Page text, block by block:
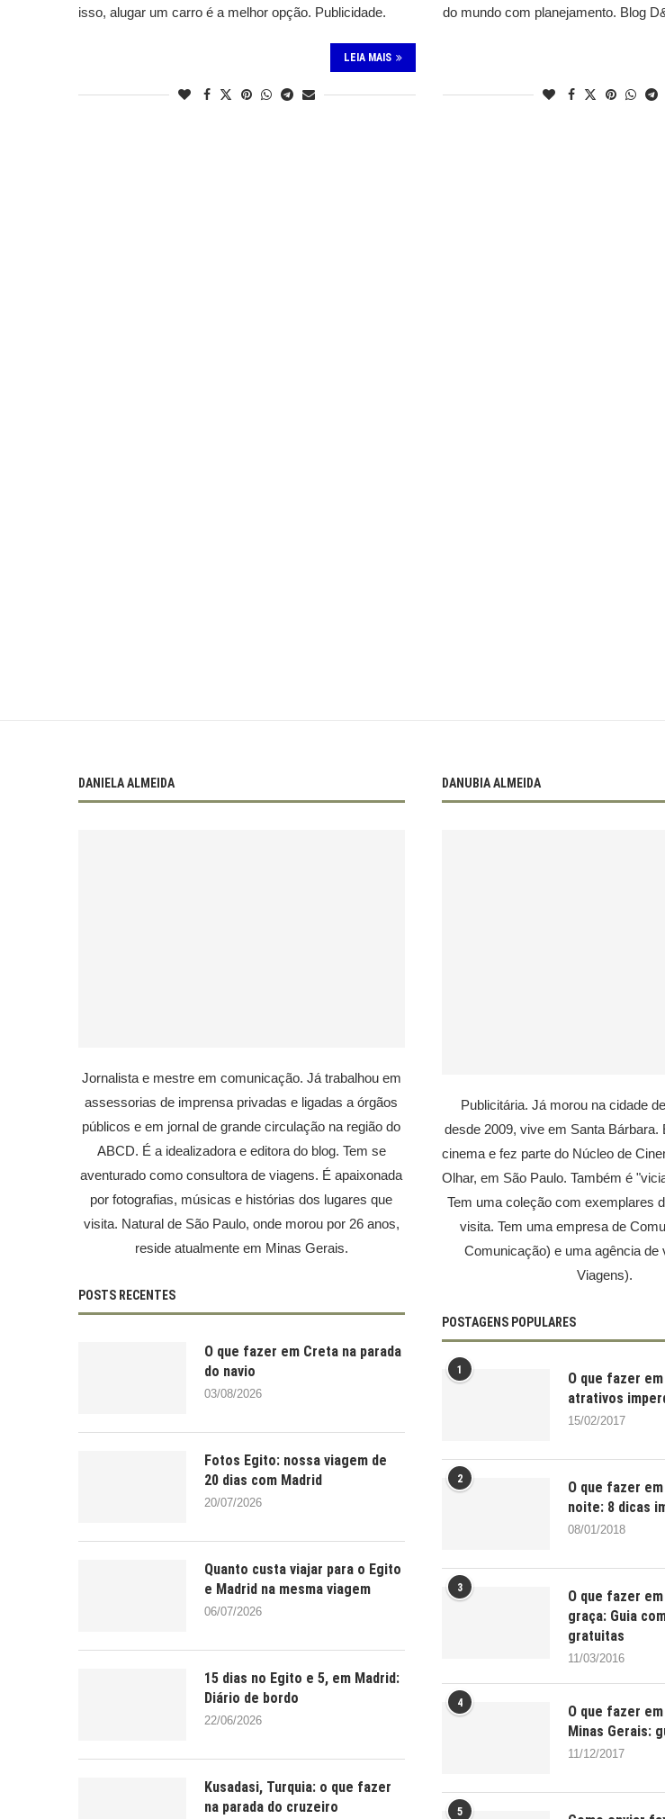
isso, alugar um carro é a melhor opção. Publicidade.
LEIA MAIS
do mundo com planejamento. Blog
DANIELA ALMEIDA
Jornalista e mestre em comunicação. Já trabalhou em
assessorias de imprensa privadas e ligadas a órgãos
públicos e em jornal de grande circulação na região do
ABCD. É a idealizadora e editora do blog. Tem se
aventurado como consultora de viagens. É apaixonada
por fotografias, músicas e histórias dos lugares que
visita. Natural de São Paulo, onde morou por 26 anos,
reside atualmente em Minas Gerais.
POSTS RECENTES
O que fazer em Creta na parada
do navio
03/08/2026
Fotos Egito: nossa viagem de
20 dias com Madrid
20/07/2026
Quanto custa viajar para o Egito
e Madrid na mesma viagem
06/07/2026
15 dias no Egito e 5, em Madrid:
Diário de bordo
22/06/2026
Kusadasi, Turquia: o que fazer
na parada do cruzeiro
DANUBIA ALMEIDA
Publicitária. Já morou na cidade
desde 2009, vive em Santa Bárbara.
cinema e fez parte do Núcleo de
Olhar, em São Paulo. Também é
Tem uma coleção com exemplares
visita. Tem uma empresa de
Comunicação) e uma agência de
Viagens).
POSTAGENS POPULARES
1
O que fazer
atrativos
15/02/2017
2
O que fazer
noite: 8 dicas
08/01/2018
3
O que fazer
graça: Guia
gratuitas
11/03/2016
4
O que fazer
Minas Gerais:
11/12/2017
5